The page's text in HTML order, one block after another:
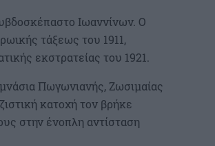
Ιωαννίνων. Ο
τάξεως του 1911,
εκστρατείας του 1921.
Πωγωνιανής, Ζωσιμαίας
κατοχή τον βρήκε
στην ένοπλη αντίσταση